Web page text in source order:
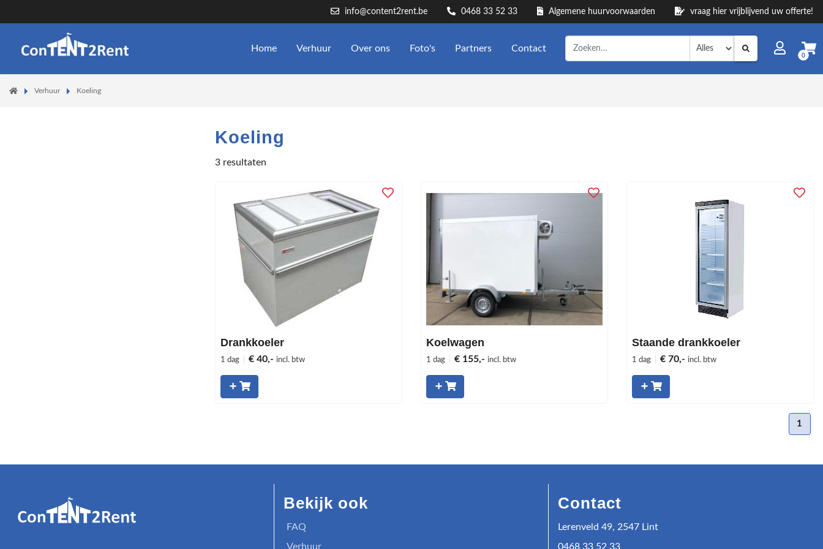
info@content2rent.be 0468 33 52 33 Algemene huurvoorwaarden vraag hier vrijblijvend uw offerte!
0
Home Verhuur Over ons Foto's Partners Contact
Verhuur Koeling
Koeling
3 resultaten
Drankkoeler
1 dag € 40,- incl. btw
Koelwagen
1 dag € 155,- incl. btw
Staande drankkoeler
1 dag € 70,- incl. btw
1
Bekijk ook
FAQ
Verhuur
Contact
Lerenveld 49, 2547 Lint
0468 33 52 33